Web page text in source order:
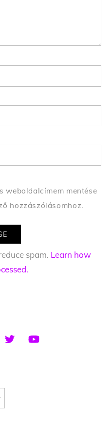
weboldalcímem mentése
hozzászólásomhoz.
spam. Learn how